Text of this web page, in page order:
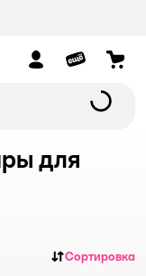
для
Сортировка